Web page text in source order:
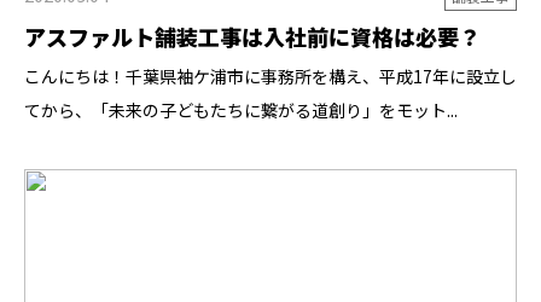
アスファルト舗装工事は入社前に資格は必要？
こんにちは！千葉県袖ケ浦市に事務所を構え、平成17年に設立し
てから、「未来の子どもたちに繋がる道創り」をモット...